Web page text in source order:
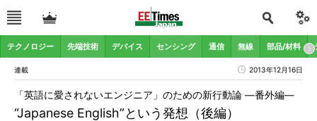
テクノロジー 先端技術 デバイス センシング 通信 無線 部品/材料
連載 2013年12月16日
“Japanese English”という発想（後編）
「英語に愛されないエンジニア」のための新行動論 ―番外編―